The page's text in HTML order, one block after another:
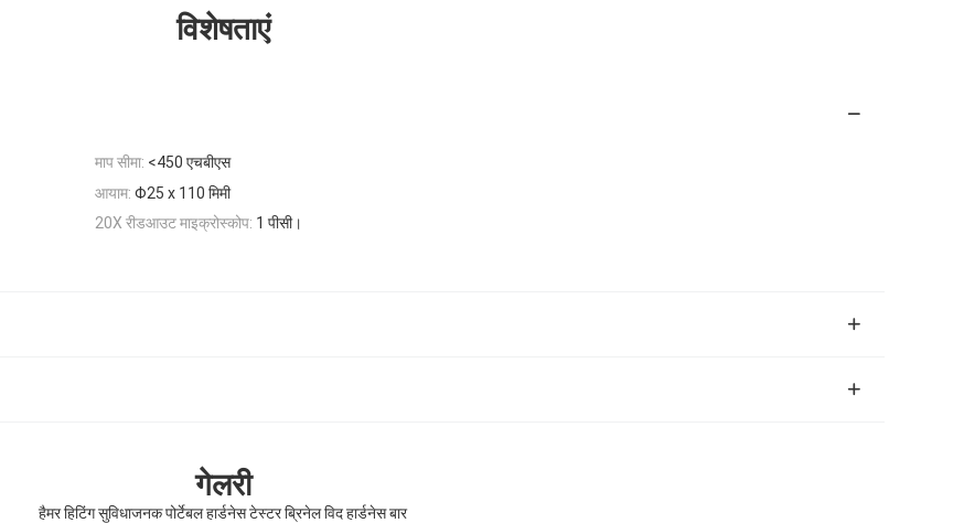
विशेषताएं
माप सीमा: <450 एचबीएस
आयाम: Φ25 x 110 मिमी
20X रीडआउट माइक्रोस्कोप: 1 पीसी।
गेलरी
हैमर हिटिंग सुविधाजनक पोर्टेबल हार्डनेस टेस्टर ब्रिनेल विद हार्डनेस बार